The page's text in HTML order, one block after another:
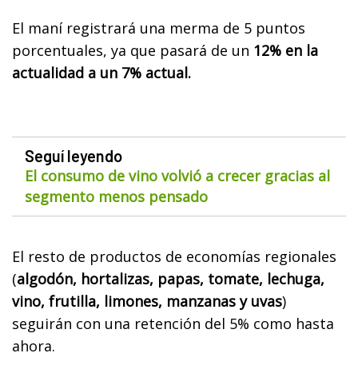
El maní registrará una merma de 5 puntos
porcentuales, ya que pasará de un 12% en la
actualidad a un 7% actual.
Seguí leyendo
El consumo de vino volvió a crecer gracias al
segmento menos pensado
El resto de productos de economías regionales
(algodón, hortalizas, papas, tomate, lechuga,
vino, frutilla, limones, manzanas y uvas)
seguirán con una retención del 5% como hasta
ahora.